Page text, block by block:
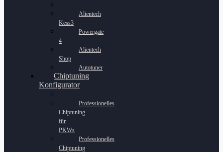
Alientech
Kess3
Powergate
4
Alientech
Shop
Autotuner
Chiptuning
Konfigurator
Professionelles
Chiptuning
für
PKWs
Professionelles
Chiptuning